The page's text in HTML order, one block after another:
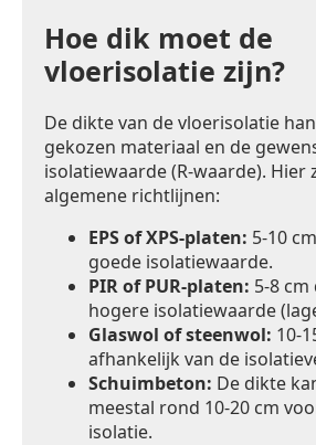
Hoe dik moet de
vloerisolatie zijn?
De dikte van de vloerisolatie
gekozen materiaal en de
isolatiewaarde (R-waarde). Hier
algemene richtlijnen:
EPS of XPS-platen: 5-10
goede isolatiewaarde.
PIR of PUR-platen: 5-8
hogere isolatiewaarde
Glaswol of steenwol: 10-
afhankelijk van de
Schuimbeton: De dikte
meestal rond 10-20 cm
isolatie.